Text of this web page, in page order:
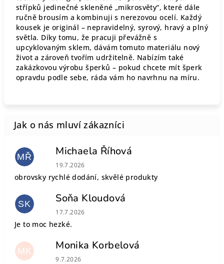
střípků jedinečné skleněné „mikrosvěty“, které dále
ručně brousím a kombinuji s nerezovou ocelí. Každý
kousek je originál – nepravidelný, syrový, hravý a plný
světla. Díky tomu, že pracuji převážně s
upcyklovaným sklem, dávám tomuto materiálu nový
život a zároveň tvořím udržitelně. Nabízím také
zakázkovou výrobu šperků – pokud chcete mít šperk
opravdu podle sebe, ráda vám ho navrhnu na míru.
MŘ Michaela Říhová
Hodnocení obchodu je 5 z 5 hvězdiček.
19.7.2026
obrovsky rychlé dodání, skvělé produkty
SK Soňa Kloudová
Hodnocení obchodu je 5 z 5 hvězdiček.
17.7.2026
Je to moc hezké.
MK Monika Korbelová
Hodnocení obchodu je 5 z 5 hvězdiček.
9.7.2026